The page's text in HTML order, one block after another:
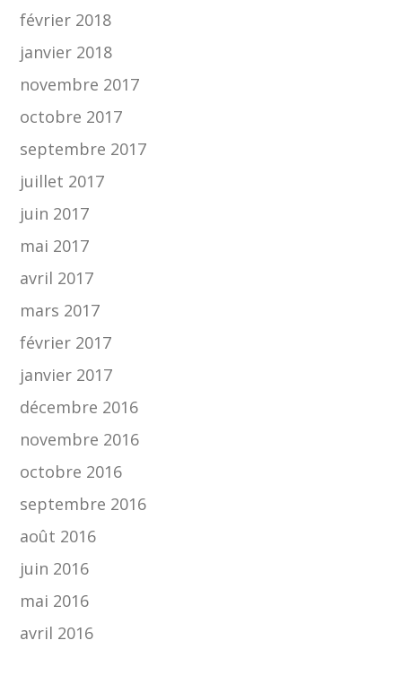
février 2018
janvier 2018
novembre 2017
octobre 2017
septembre 2017
juillet 2017
juin 2017
mai 2017
avril 2017
mars 2017
février 2017
janvier 2017
décembre 2016
novembre 2016
octobre 2016
septembre 2016
août 2016
juin 2016
mai 2016
avril 2016